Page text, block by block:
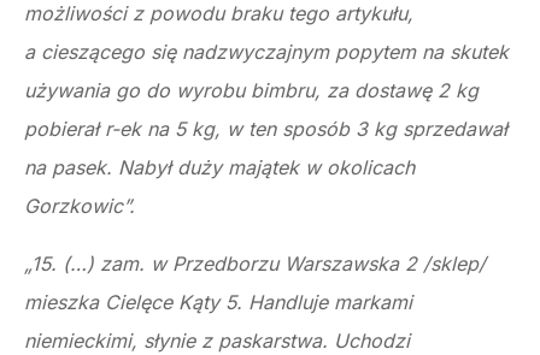
możliwości z powodu braku tego artykułu,
a cieszącego się nadzwyczajnym popytem na skutek
używania go do wyrobu bimbru, za dostawę 2 kg
pobierał r-ek na 5 kg, w ten sposób 3 kg sprzedawał
na pasek. Nabył duży majątek w okolicach
Gorzkowic”.
„15. (…) zam. w Przedborzu Warszawska 2 /sklep/
mieszka Cielęce Kąty 5. Handluje markami
niemieckimi, słynie z paskarstwa. Uchodzi